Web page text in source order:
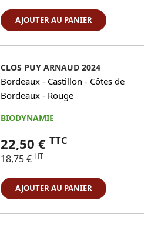
AJOUTER AU PANIER
CLOS PUY ARNAUD 2024
Bordeaux - Castillon - Côtes de
Bordeaux - Rouge
BIODYNAMIE
22,50 € TTC
18,75 € HT
AJOUTER AU PANIER